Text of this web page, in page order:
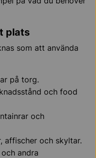
plats
som att använda
på torg.
och food
och
affischer och skyltar.
andra